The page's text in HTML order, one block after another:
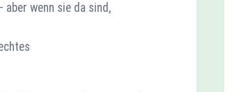
wenn sie da sind,